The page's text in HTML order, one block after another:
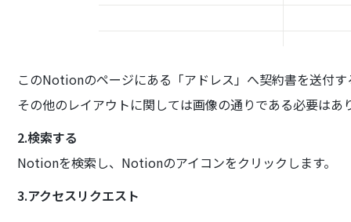
このNotionのページにある「アドレス」へ契約書を送付
その他のレイアウトに関しては画像の通りである必要は
2.検索する
Notionを検索し、Notionのアイコンをクリックします。
3.アクセスリクエスト